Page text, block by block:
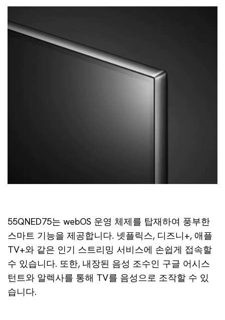
55QNED75는 webOS 운영 체제를 탑재하여 풍부한
스마트 기능을 제공합니다. 넷플릭스, 디즈니+, 애플
TV+와 같은 인기 스트리밍 서비스에 손쉽게 접속할
수 있습니다. 또한, 내장된 음성 조수인 구글 어시스
턴트와 알렉사를 통해 TV를 음성으로 조작할 수 있
습니다.